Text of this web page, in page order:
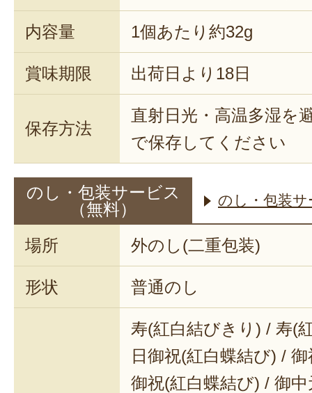
内容量 1個あたり約32g
賞味期限 出荷日より18日
保存方法
直射日光・高温多湿を
で保存してください
のし・包装サービス
（無料）
のし・包装
場所 外のし(二重包装)
形状 普通のし
寿(紅白結びきり) / 寿(
日御祝(紅白蝶結び) /
御祝(紅白蝶結び) / 御